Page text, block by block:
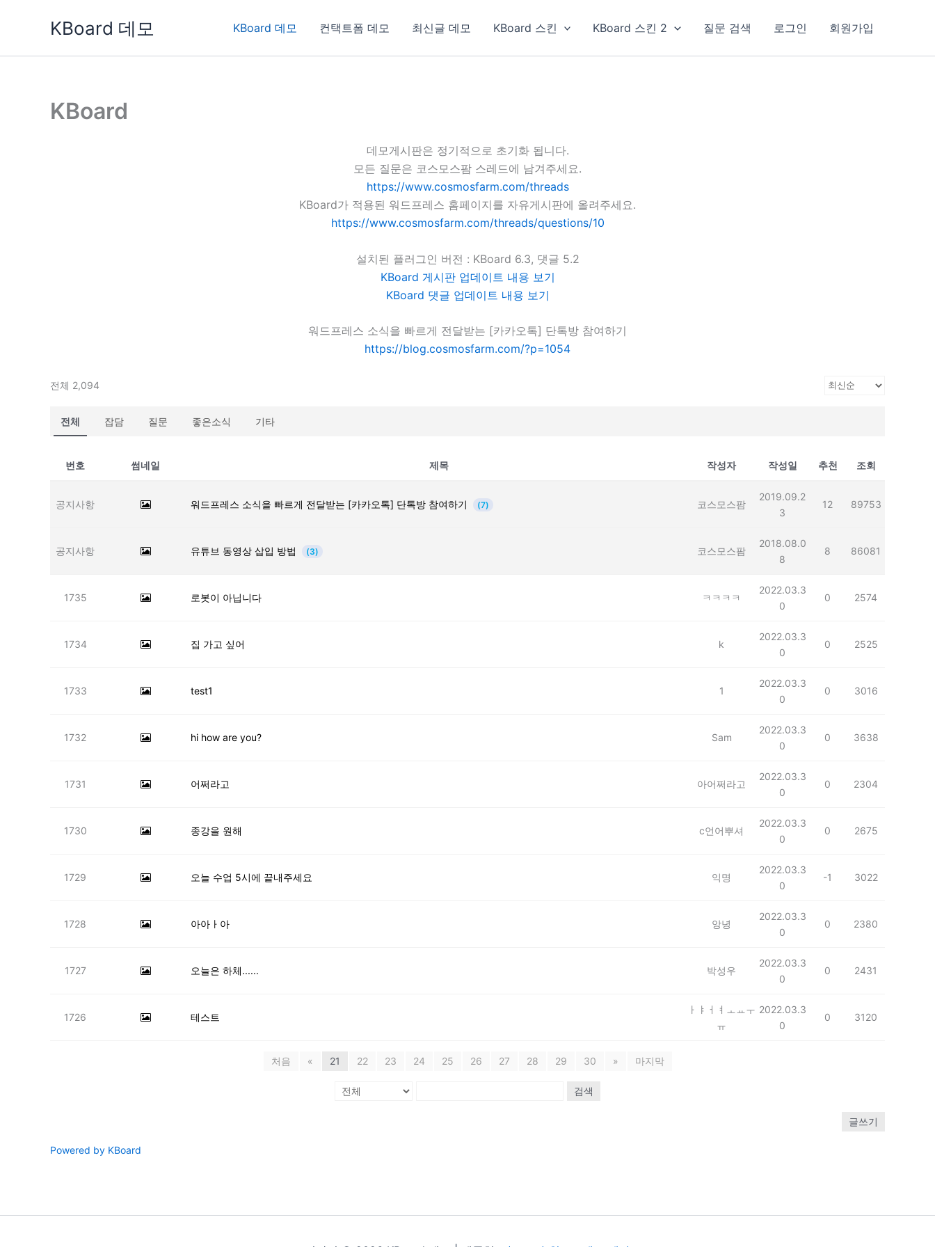
KBoard 데모 KBoard 데모 컨택트폼 데모 최신글 데모 KBoard 스킨 KBoard 스킨 2 질문 검색 로그인 회원가입
KBoard
데모게시판은 정기적으로 초기화 됩니다.
모든 질문은 코스모스팜 스레드에 남겨주세요.
https://www.cosmosfarm.com/threads
KBoard가 적용된 워드프레스 홈페이지를 자유게시판에 올려주세요.
https://www.cosmosfarm.com/threads/questions/10
설치된 플러그인 버전 : KBoard 6.3, 댓글 5.2
KBoard 게시판 업데이트 내용 보기
KBoard 댓글 업데이트 내용 보기
워드프레스 소식을 빠르게 전달받는 [카카오톡] 단톡방 참여하기
https://blog.cosmosfarm.com/?p=1054
전체 2,094
전체 잡담 질문 좋은소식 기타
번호 썸네일 제목 작성자 작성일 추천 조회
공지사항 워드프레스 소식을 빠르게 전달받는 [카카오톡] 단톡방 참여하기 (7) 코스모스팜
2019.09.2
3
12 89753
공지사항 유튜브 동영상 삽입 방법 (3) 코스모스팜
2018.08.0
8
8 86081
1735 로봇이 아닙니다 ㅋㅋㅋㅋ
2022.03.3
0
0 2574
1734 집 가고 싶어 k
2022.03.3
0
0 2525
1733 test1 1
2022.03.3
0
0 3016
1732 hi how are you? Sam
2022.03.3
0
0 3638
1731 어쩌라고 아어쩌라고
2022.03.3
0
0 2304
1730 종강을 원해 c언어뿌셔
2022.03.3
0
0 2675
1729 오늘 수업 5시에 끝내주세요 익명
2022.03.3
0
-1 3022
1728 아아ㅏ아 앙녕
2022.03.3
0
0 2380
1727 오늘은 하체...... 박성우
2022.03.3
0
0 2431
1726 테스트
ㅏㅑㅓㅕㅗㅛㅜ
ㅠ
2022.03.3
0
0 3120
처음 « 21 22 23 24 25 26 27 28 29 30 » 마지막
검색
글쓰기
Powered by KBoard